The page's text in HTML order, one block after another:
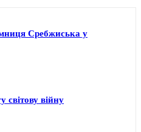
Сребжиська у
світову війну